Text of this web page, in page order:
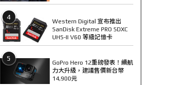
4
Western Digital 宣布推出
SanDisk Extreme PRO SDXC
UHS-II V60 等級記憶卡
5
GoPro Hero 12重磅發表！續航
力大升級，建議售價新台幣
14,900元